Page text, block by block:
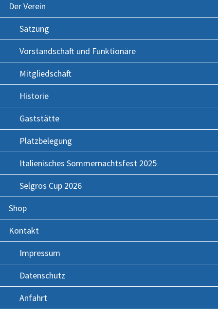
Der Verein
Satzung
Vorstandschaft und Funktionäre
Mitgliedschaft
Historie
Gaststätte
Platzbelegung
Italienisches Sommernachtsfest 2025
Selgros Cup 2026
Shop
Kontakt
Impressum
Datenschutz
Anfahrt